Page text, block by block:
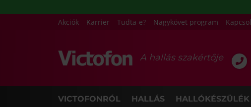
Akciók Karrier Tudta-e? Nagykövet program
A hallás szakértője
VICTOFONRÓL HALLÁS HALLÓKÉSZÜLÉK